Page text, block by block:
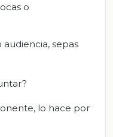
o
sepas
lo hace por